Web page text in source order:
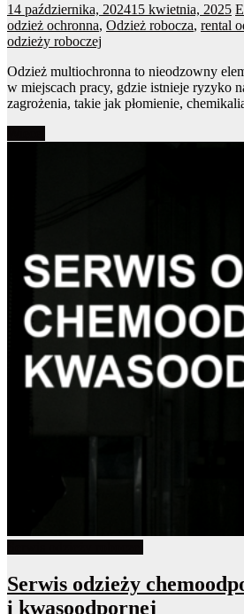
14 października, 202415 kwietnia, 2025
odzież ochronna, Odzież robocza, rental
odzieży roboczej
Odzież multiochronna to nieodzowny
w miejscach pracy, gdzie istnieje ryzyko
zagrożenia, takie jak płomienie,
Serwis odzieży
i kwasoodpornej